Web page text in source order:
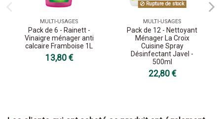
MULTI-USAGES
Pack de 6 - Rainett -
Vinaigre ménager anti
calcaire Framboise 1L
13,80 €
Rupture de stock
MULTI-USAGES
Pack de 12 - Nettoyant
Ménager La Croix
Cuisine Spray
Désinfectant Javel -
500ml
22,80 €